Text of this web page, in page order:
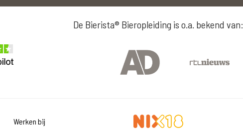
De Bierista® Bieropleiding is o.a. bekend van:
Werken bij